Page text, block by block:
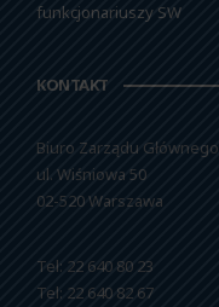
funkcjonariuszy SW
KONTAKT
Biuro Zarządu Głównego
ul. Wiśniowa 50
02-520 Warszawa
Tel: 22 640 80 23
Tel: 22 640 82 67